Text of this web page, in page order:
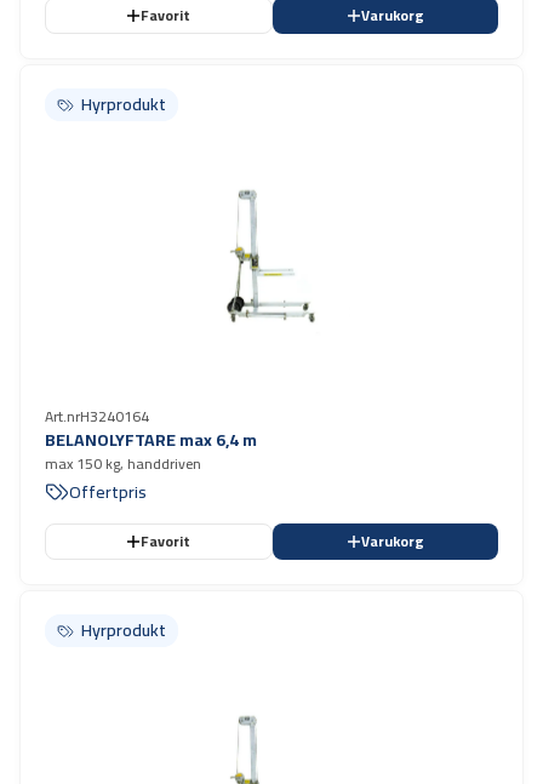
Favorit Varukorg
Hyrprodukt
Hyrprodukt
Art.nrH3240164
BELANOLYFTARE max 6,4 m
max 150 kg, handdriven
Offertpris
Favorit Varukorg
Hyrprodukt
Hyrprodukt